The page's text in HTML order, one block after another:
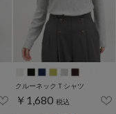
クルーネックＴシャツ
￥1,680 税込